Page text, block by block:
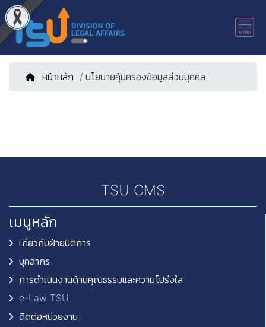
หน้าหลัก / นโยบายคุ้มครองข้อมูลส่วนบุคคล
TSU CMS
เมนูหลัก
เกี่ยวกับฝ่ายนิติการ
บุคลากร
การดำเนินงานด้านคุณธรรมและความโปร่งใส
e-Law TSU
ติดต่อหน่วยงาน